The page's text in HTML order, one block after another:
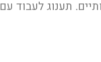
תענוג לעבוד עם